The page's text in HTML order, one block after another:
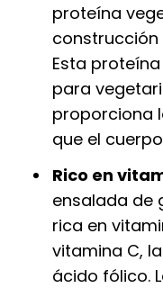
proteína
construcción
Esta
para
proporciona
que el
Rico en
ensalada de
rica en
vitamina C,
ácido fólico.